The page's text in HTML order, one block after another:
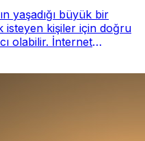
yaşadığı büyük bir
isteyen kişiler için doğru
olabilir. İnternet